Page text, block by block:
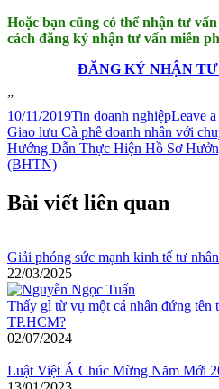
Hoặc bạn cũng có thể nhận tư
cách đăng ký nhận tư vấn miễn
ĐĂNG KÝ NHẬN
10/11/2019Tin doanh nghiệpLeave
Giao lưu Cà phê doanh nhân với
Hướng Dẫn Thực Hiện Hồ Sơ
(BHTN)
Bài viết liên quan
Giải phóng sức mạnh kinh tế tư nhân
22/03/2025
Thấy gì từ vụ một cá nhân đứng tên
TP.HCM?
02/07/2024
Luật Việt Á Chúc Mừng Năm Mới